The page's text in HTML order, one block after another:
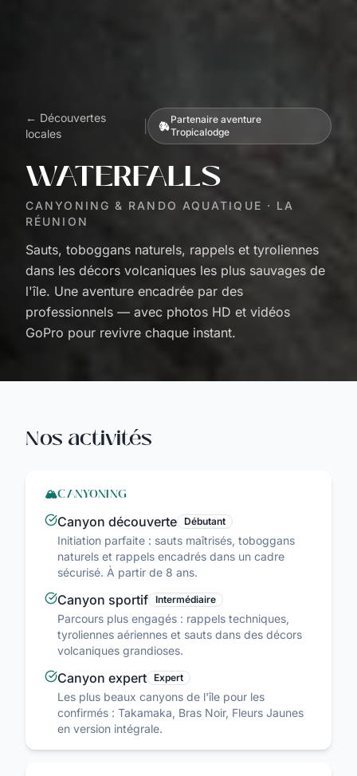
← Découvertes
locales
|
Partenaire aventure
Tropicalodge
WATERFALLS
CANYONING & RANDO AQUATIQUE · LA
RÉUNION
Sauts, toboggans naturels, rappels et tyroliennes
dans les décors volcaniques les plus sauvages de
l'île. Une aventure encadrée par des
professionnels — avec photos HD et vidéos
GoPro pour revivre chaque instant.
Nos activités
🏔️CANYONING
Canyon découverte Débutant
Initiation parfaite : sauts maîtrisés, toboggans
naturels et rappels encadrés dans un cadre
sécurisé. À partir de 8 ans.
Canyon sportif Intermédiaire
Parcours plus engagés : rappels techniques,
tyroliennes aériennes et sauts dans des décors
volcaniques grandioses.
Canyon expert Expert
Les plus beaux canyons de l'île pour les
confirmés : Takamaka, Bras Noir, Fleurs Jaunes
en version intégrale.